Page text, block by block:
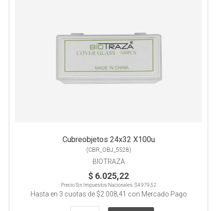
Cubreobjetos 24x32 X100u
(CBR_OBJ_5528)
BIOTRAZA
$ 6.025,22
Precio Sin Impuestos Nacionales:$4.979,52
Hasta en 3 cuotas de $2.008,41 con Mercado Pago